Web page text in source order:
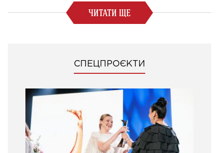
ЧИТАТИ ЩЕ
СПЕЦПРОЄКТИ